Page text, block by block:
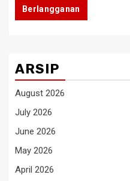
Berlangganan
ARSIP
August 2026
July 2026
June 2026
May 2026
April 2026